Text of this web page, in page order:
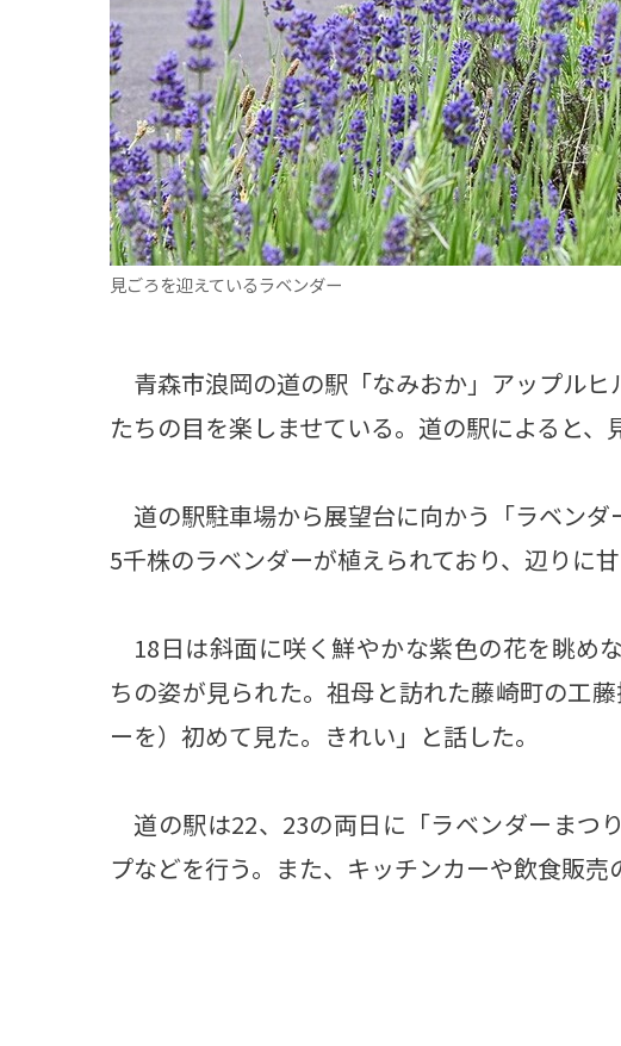
見ごろを迎えているラベンダー
青森市浪岡の道の駅「なみおか」アップル
たちの目を楽しませている。道の駅によると、
道の駅駐車場から展望台に向かう「ラベン
5千株のラベンダーが植えられており、辺りに
18日は斜面に咲く鮮やかな紫色の花を眺め
ちの姿が見られた。祖母と訪れた藤崎町の工
ーを）初めて見た。きれい」と話した。
道の駅は22、23の両日に「ラベンダーまつ
プなどを行う。また、キッチンカーや飲食販売
ご当地グルメ